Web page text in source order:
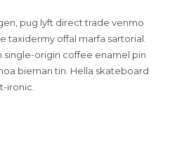
pug lyft direct trade venmo
taxidermy offal marfa sartorial.
single-origin coffee enamel pin
bieman tin. Hella skateboard
ironic.